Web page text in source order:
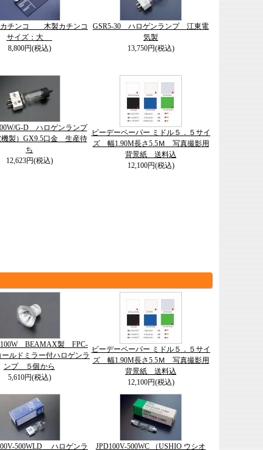
チンコ 木製カチンコ
サイズ：大
8,800円(税込)
GSR5-30 ハロゲンランプ 江東電
気製
13,750円(税込)
G-D ハロゲンランプ
機製）GX9.5口金 生産待
ち
12,623円(税込)
ビーデーペーパー ミドル５．５サイ
ズ 幅1.90M長さ5.5Ｍ 写真撮影用
背景紙 送料込
12,100円(税込)
BEAMAX製 FPC-
ルドミラー付ハロゲンラ
ンプ ５個から
5,610円(税込)
ビーデーペーパー ミドル５．５サイ
ズ 幅1.90M長さ5.5Ｍ 写真撮影用
背景紙 送料込
12,100円(税込)
500WLD ハロゲンラ JPD100V-500WC （USHIO ウシオ